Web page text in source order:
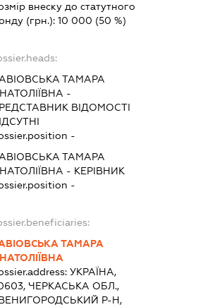
внеску до статутного
(грн.): 10 000 (50 %)
ТАМАРА
-
ВІДОМОСТІ
-
ТАМАРА
- КЕРІВНИК
-
ТАМАРА
УКРАЇНА,
ЧЕРКАСЬКА ОБЛ.,
Р-Н,